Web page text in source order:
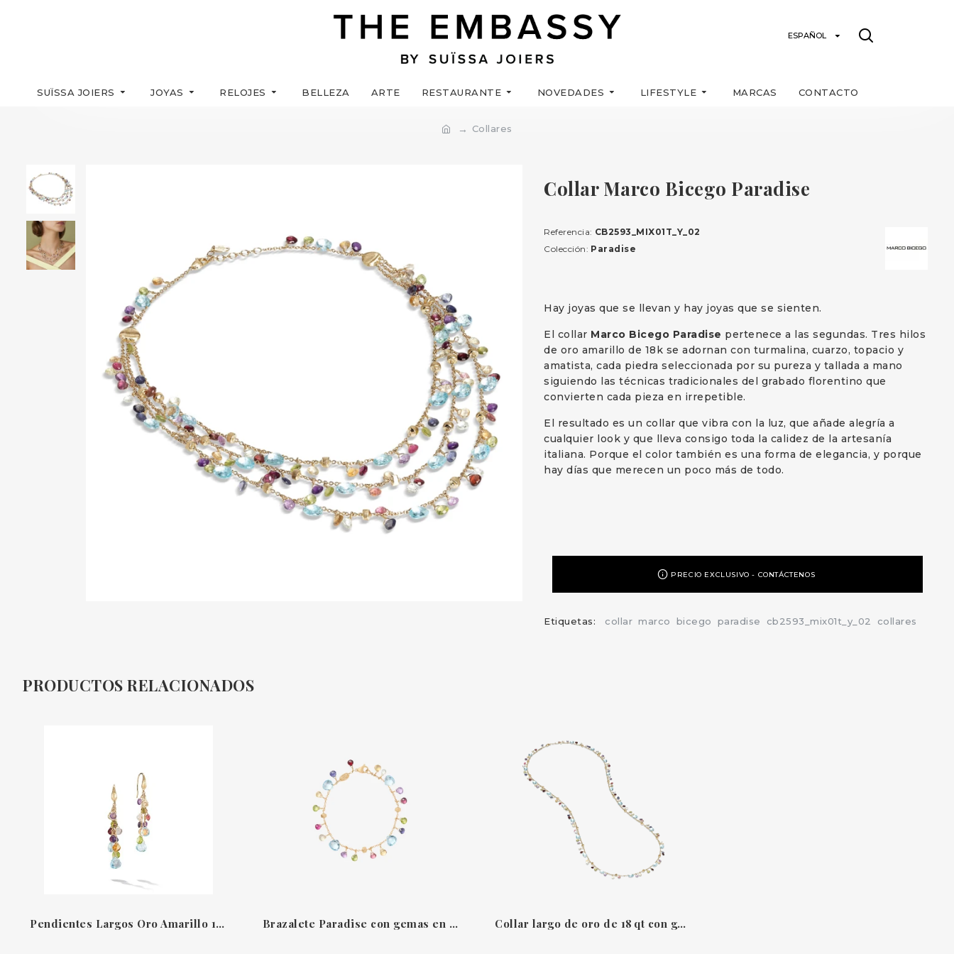
SUÏSSA JOIERS JOYAS RELOJES BELLEZA ARTE RESTAURANTE NOVEDADES LIFESTYLE MARCAS CONTACTO
ESPAÑOL
Collares
Collar Marco Bicego Paradise
Hay joyas que se llevan y hay joyas que se sienten.
El collar Marco Bicego Paradise pertenece a las segundas. Tres hilos
de oro amarillo de 18k se adornan con turmalina, cuarzo, topacio y
amatista, cada piedra seleccionada por su pureza y tallada a mano
siguiendo las técnicas tradicionales del grabado florentino que
convierten cada pieza en irrepetible.
El resultado es un collar que vibra con la luz, que añade alegría a
cualquier look y que lleva consigo toda la calidez de la artesanía
italiana. Porque el color también es una forma de elegancia, y porque
hay días que merecen un poco más de todo.
Referencia: CB2593_MIX01T_Y_02
Colección: Paradise
PRECIO EXCLUSIVO - CONTÁCTENOS
Etiquetas: collar marco bicego paradise cb2593_mix01t_y_02 collares
PRODUCTOS RELACIONADOS
Pendientes Largos Oro Amarillo 18K Y Piedras Naturales Paradise Marco Bicego Brazalete Paradise con gemas en talla corazón y oro grabado Marco Bicego Collar largo de oro de 18 qt con gemas de colores – Paradise